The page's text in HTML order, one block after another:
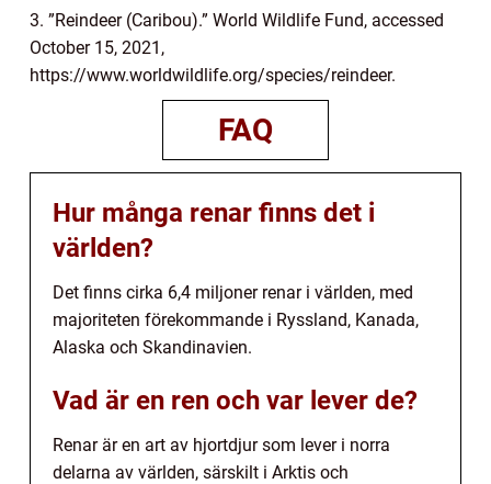
3. ”Reindeer (Caribou).” World Wildlife Fund, accessed
October 15, 2021,
https://www.worldwildlife.org/species/reindeer.
FAQ
Hur många renar finns det i
världen?
Det finns cirka 6,4 miljoner renar i världen, med
majoriteten förekommande i Ryssland, Kanada,
Alaska och Skandinavien.
Vad är en ren och var lever de?
Renar är en art av hjortdjur som lever i norra
delarna av världen, särskilt i Arktis och